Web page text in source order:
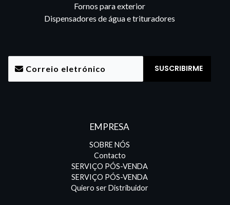
Fornos para exterior
Dispensadores de água e trituradores
EMPRESA
SOBRE NÓS
Contacto
SERVIÇO PÓS-VENDA
SERVIÇO PÓS-VENDA
Quiero ser Distribuidor